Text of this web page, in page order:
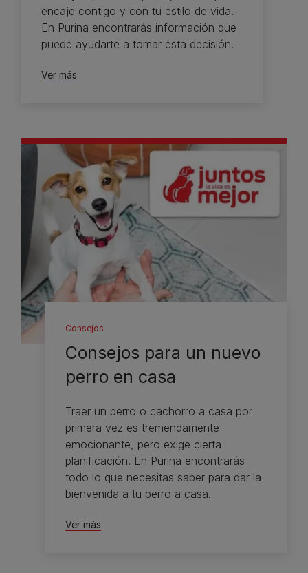
encaje contigo y con tu estilo de vida.
En Purina encontrarás información que
puede ayudarte a tomar esta decisión.
Ver más
Consejos
Consejos para un nuevo
perro en casa
Traer un perro o cachorro a casa por
primera vez es tremendamente
emocionante, pero exige cierta
planificación. En Purina encontrarás
todo lo que necesitas saber para dar la
bienvenida a tu perro a casa.
Ver más